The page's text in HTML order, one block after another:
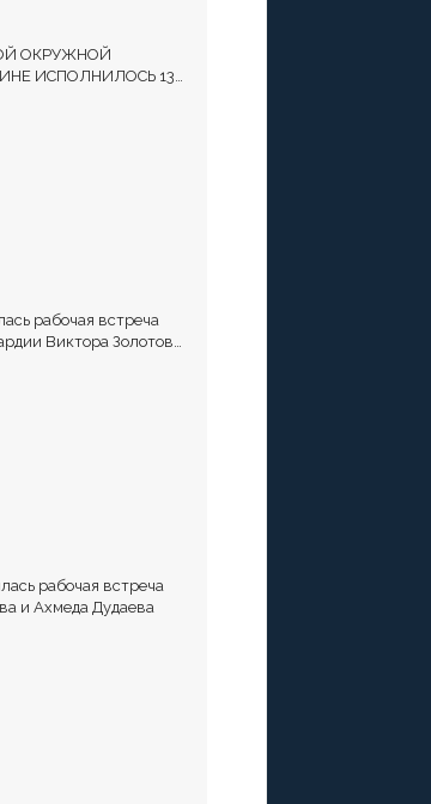
ОКРУЖНОЙ
ИСПОЛНИЛОСЬ 13
рабочая встреча
Виктора Золотова
рабочая встреча
и Ахмеда Дудаева